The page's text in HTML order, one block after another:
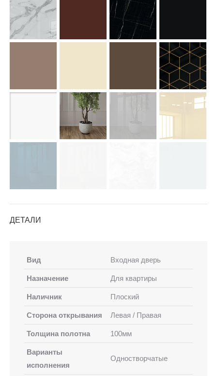
ДЕТАЛИ
Вид Входная дверь
Назначение Для квартиры
Наличник Плоский
Сторона открывания Левая / Правая
Толщина полотна 100мм
Варианты
исполнения
Одностворчатые